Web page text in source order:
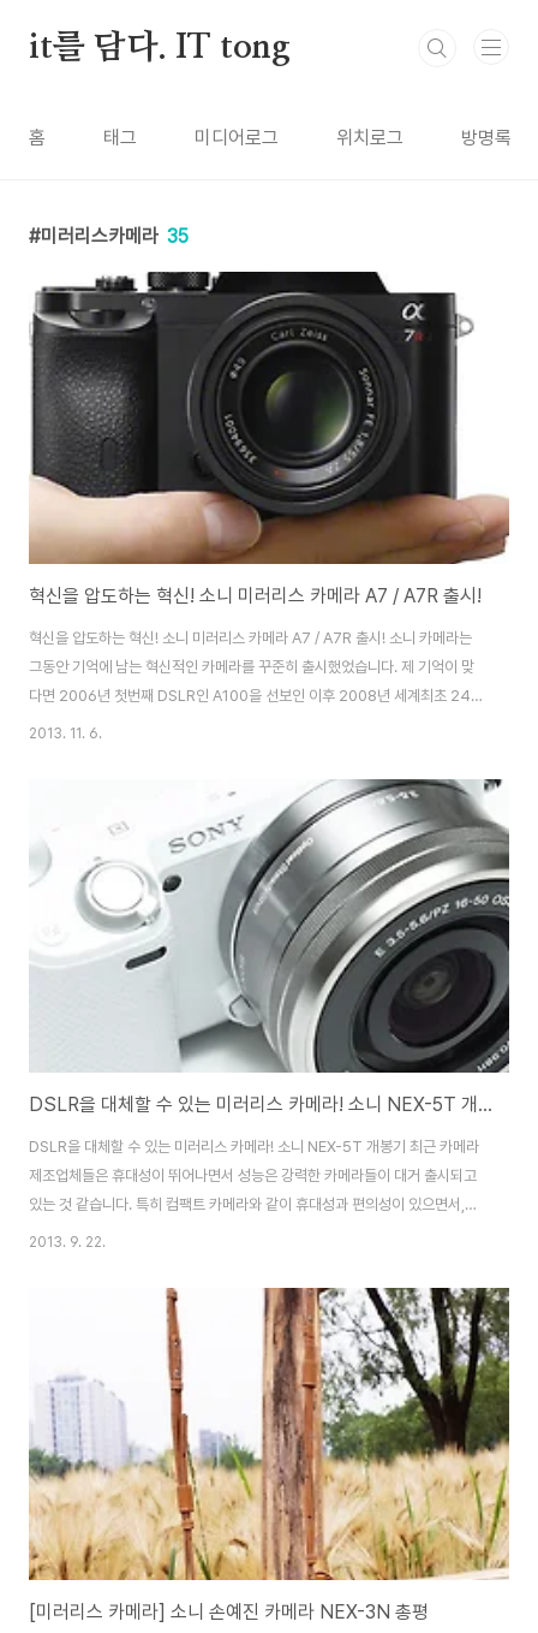
it를 담다. IT tong
홈 태그 미디어로그 위치로그 방명록
미러리스카메라 35
혁신을 압도하는 혁신! 소니 미러리스 카메라 A7 / A7R 출시!
혁신을 압도하는 혁신! 소니 미러리스 카메라 A7 / A7R 출시! 소니 카메라는
그동안 기억에 남는 혁신적인 카메라를 꾸준히 출시했었습니다. 제 기억이 맞
다면 2006년 첫번째 DSLR인 A100을 선보인 이후 2008년 세계최초 24M
Pixel 화소와 밝은 뷰파인더를 탑재한 첫 번째 소니 풀프레임 DSLR A900,
DSLR 동일 센서를 탑재한 미러리스 카메라 NEX-5, 세계최초 반투명 미러기
술을 탑재하여 상급기종의 성능을 보인 보급형 DSLT A55, 최초 플래그쉽 미
러리스 카메라 NEX-7, 최초 셀카 LCD 탑재했던 NEX-F3까지 소니 카메라는
혁신적은 디지털 카메라를 지속적으로 출시해왔었는데요. 이번에 소..
2013. 11. 6.
DSLR을 대체할 수 있는 미러리스 카메라! 소니 NEX-5T 개봉기
DSLR을 대체할 수 있는 미러리스 카메라! 소니 NEX-5T 개봉기 최근 카메라
제조업체들은 휴대성이 뛰어나면서 성능은 강력한 카메라들이 대거 출시되고
있는 것 같습니다. 특히 컴팩트 카메라와 같이 휴대성과 편의성이 있으면서,
DSLR의 성능과 기능까지 갖추고 있는 미러리스 카메라가 큰 인기를 끌고 있
있는 소니가 2013년 하반기 기존의 미러리스 카메라의 성능은 업그레이드 하
고 WIFI와 NFC 라는 강력한 기능까지 탑재한 NEX-5T를 발표했습니다. 이번
포스팅에서는 잘 찍히고 좋은 느낌을 주는 기존의 미러리스 카메라에서 이제는
활용할 수 있는 미러리스 카메라 소니 NEX-5T를 소개드릴까 합니다. 소니
NEX-5T의 패키지..
2013. 9. 22.
[미러리스 카메라] 소니 손예진 카메라 NEX-3N 총평